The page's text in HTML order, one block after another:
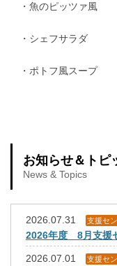
・魚のピッツァ風
・シェフサラダ
・ポトフ風スープ
お知らせ＆トピ
News & Topics
2026.07.31 支援セ
2026年度 8月支援
2026.07.01 支援セ